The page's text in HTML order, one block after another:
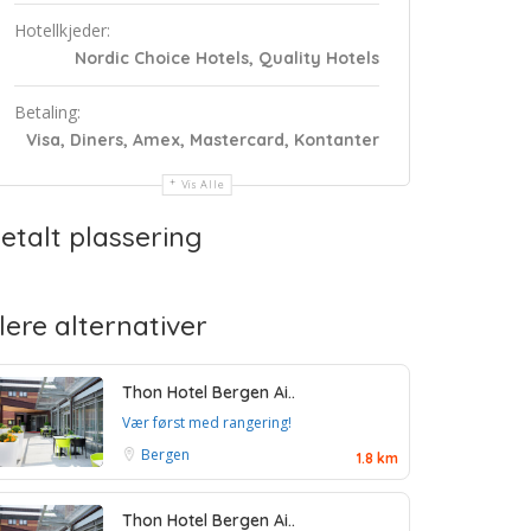
Hotellkjeder:
Nordic Choice Hotels, Quality Hotels
Betaling:
Visa, Diners, Amex, Mastercard, Kontanter
Vis Alle
plassering
alternativer
Thon Hotel Bergen Ai..
Vær først med rangering!
Bergen
1.8 km
Thon Hotel Bergen Ai..